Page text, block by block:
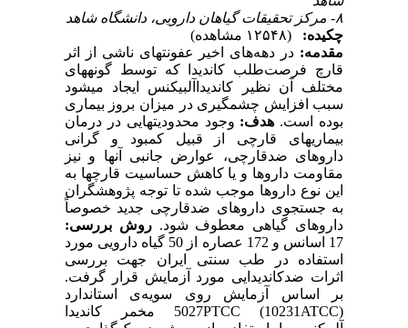
۸- مرکز تحقیقات گیاهان دارویی، دانشگاه شاهد
چکیده:
(۱۲۵۴۸ مشاهده)
مقدمه: در دهه‌های اخیر عفونت‏های ناشی از اثر
قارچ فرصت‌طلب کاندیدا که توسط گونه‏های
مختلف آن نظیر کاندیداآلبیکنس ایجاد می‏شود
سبب افزایش‏ چشمگیری در میزان بروز بیماری
بوده است. هدف: وجود محدودیت‏هایی در درمان
بیماری‏های قارچی از قبیل کمبود و گرانی
داروهای ضد‌قارچی، عوارض جانبی آنها و نیز
مقاومت داروها و یا کاهش حساسیت قارچ‏ها به
این نوع داروها موجب شده تا توجه پژوهشگران
به جستجوی داروهای ضد‌قارچی جدید خصوصاً
داروها‌ی گیاهی معطوف شود. روش بررسی:
17 اسانس و 172 عصاره از 50 گیاه دارویی مورد
استفاده در طب سنتی ایران جهت بررسی
اثرات ضد‌کاندیدایی مورد آزمایش قرار گرفت.
بر اساس آزمایش روی سویه‌ی استاندارد
5027PTCC (10231ATCC) مخمر کاندیدا